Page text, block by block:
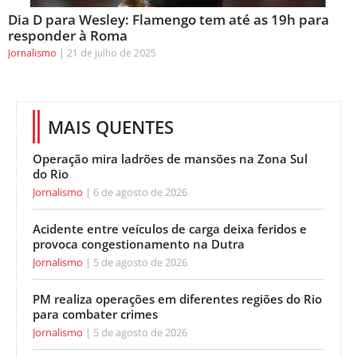
Dia D para Wesley: Flamengo tem até as 19h para
responder à Roma
Jornalismo 21 de julho de 2025
MAIS QUENTES
Operação mira ladrões de mansões na Zona Sul
do Rio
Jornalismo 6 de agosto de 2026
Acidente entre veículos de carga deixa feridos e
provoca congestionamento na Dutra
Jornalismo 5 de agosto de 2026
PM realiza operações em diferentes regiões do Rio
para combater crimes
Jornalismo 5 de agosto de 2026